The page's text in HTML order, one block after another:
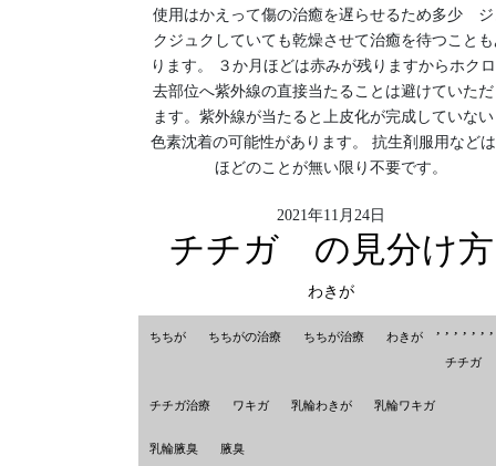
使用はかえって傷の治癒を遅らせるため多少 ジ
クジュクしていても乾燥させて治癒を待つこと
ります。 ３か月ほどは赤みが残りますからホク
去部位へ紫外線の直接当たることは避けていた
ます。紫外線が当たると上皮化が完成していな
色素沈着の可能性があります。 抗生剤服用など
ほどのことが無い限り不要です。
2021年11月24日
チチガ の見分け方
わきが
ちちが ,
ちちがの治療 ,
ちちが治療 ,
わきが ,
チチガ
,
チチガ治療
,
ワキガ 乳輪わきが 乳輪ワキガ
乳輪腋臭 腋臭